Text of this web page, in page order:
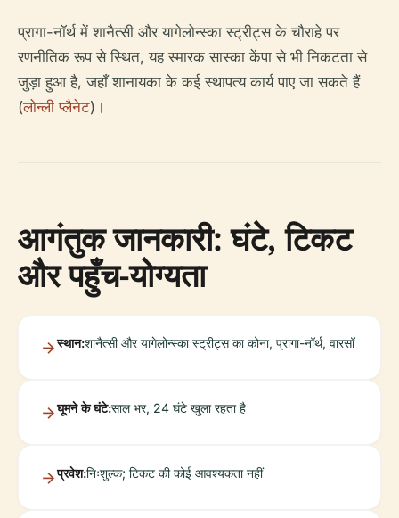
प्रागा-नॉर्थ में शानैत्सी और यागेलोन्स्का स्ट्रीट्स के चौराहे पर
रणनीतिक रूप से स्थित, यह स्मारक सास्का केंपा से भी निकटता से
जुड़ा हुआ है, जहाँ शानायका के कई स्थापत्य कार्य पाए जा सकते हैं
(लोन्ली प्लैनेट)।
आगंतुक जानकारी: घंटे, टिकट
और पहुँच-योग्यता
स्थान:शानैत्सी और यागेलोन्स्का स्ट्रीट्स का कोना, प्रागा-नॉर्थ, वारसॉ
घूमने के घंटे:साल भर, 24 घंटे खुला रहता है
प्रवेश:निःशुल्क; टिकट की कोई आवश्यकता नहीं